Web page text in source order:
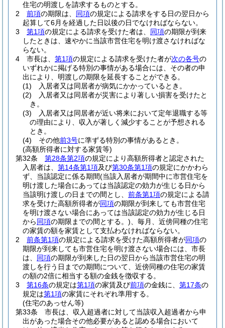
住宅の明渡しを請求するものとする。
2
前項の期限は、 同項の規定による請求をする日の翌日から
起算して6月を経過した日以後の日でなければならない。
3
第1項の規定による請求を受けた者は、 同項の期限が到来
したときは、速やかに当該市営住宅を明け渡さなければな
らない。
4
市長は、 第1項の規定による請求を受けた者が次の各号の
いずれかに掲げる特別の事情がある場合には、その者の申
出により、明渡しの期限を延長することができる。
(1)
入居者又は同居者が病気にかかっているとき。
(2)
入居者又は同居者が災害により著しい損害を受けたと
き。
(3)
入居者又は同居者が近い将来において定年退職する等
の理由により、収入が著しく減少することが予想される
とき。
(4)
その他前3号に準ずる特別の事情があるとき。
(高額所得者に対する家賃等)
第32条
第28条第2項の規定により高額所得者と認定された
入居者は、 第14条第1項及び第30条第1項の規定にかかわら
ず、当該認定に係る期間(当該入居者が期間中に市営住宅を
明け渡した場合にあっては当該認定の効力が生じる日から
当該明け渡しの日までの間とし、 前条第1項の規定による請
求を受けた高額所得者が同項の期限が到来しても市営住宅
を明け渡さない場合にあっては当該認定の効力が生じる日
から同項の期限までの間とする。) 、毎月、近傍同種の住宅
の家賃の額を家賃として支払わなければならない。
2
前条第1項の規定による請求を受けた高額所得者が同項の
期限が到来しても市営住宅を明け渡さない場合には、市長
は、 同項の期限が到来した日の翌日から当該市営住宅の明
渡しを行う日までの期間について、近傍同種の住宅の家賃
の額の2倍に相当する額の金銭を徴収する。
3
第16条の規定は第1項の家賃及び前項の金銭に、 第17条の
規定は第1項の家賃にそれぞれ準用する。
(住宅のあっせん等)
第33条
市長は、収入超過者に対して当該収入超過者から申
出があった場合その他必要があると認める場合において